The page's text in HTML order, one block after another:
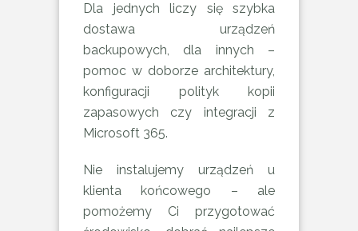
Dla jednych liczy się szybka
dostawa urządzeń
backupowych, dla innych –
pomoc w doborze architektury,
konfiguracji polityk kopii
zapasowych czy integracji z
Microsoft 365.
Nie instalujemy urządzeń u
klienta końcowego – ale
pomożemy Ci przygotować